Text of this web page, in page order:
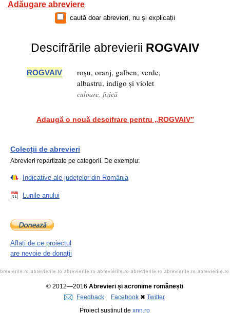
Adăugare abreviere
caută doar abrevieri, nu și explicații
Descifrările abrevierii ROGVAIV
ROGVAIV
roșu, oranj, galben, verde,
albastru, indigo și violet
culoare, fizică
Adaugă o nouă descifrare pentru „ROGVAIV”
Colecții de abrevieri
Abrevieri repartizate pe categorii. De exemplu:
Indicative ale județelor din România
Lunile anului
Aflați de ce proiectul
are nevoie de donații
© 2012—2016 Abrevieri și acronime românești
Feedback
Facebook ✖ Twitter
Proiect susținut de xnn.ro